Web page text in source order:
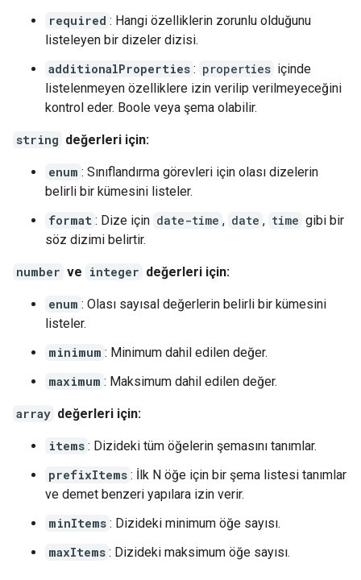
required : Hangi özelliklerin zorunlu olduğunu
listeleyen bir dizeler dizisi.
additionalProperties : properties içinde
listelenmeyen özelliklere izin verilip verilmeyeceğini
kontrol eder. Boole veya şema olabilir.
string değerleri için:
enum : Sınıflandırma görevleri için olası dizelerin
belirli bir kümesini listeler.
format : Dize için date-time , date , time gibi bir
söz dizimi belirtir.
number ve integer değerleri için:
enum : Olası sayısal değerlerin belirli bir kümesini
listeler.
minimum : Minimum dahil edilen değer.
maximum : Maksimum dahil edilen değer.
array değerleri için:
items : Dizideki tüm öğelerin şemasını tanımlar.
prefixItems : İlk N öğe için bir şema listesi tanımlar
ve demet benzeri yapılara izin verir.
minItems : Dizideki minimum öğe sayısı.
maxItems : Dizideki maksimum öğe sayısı.